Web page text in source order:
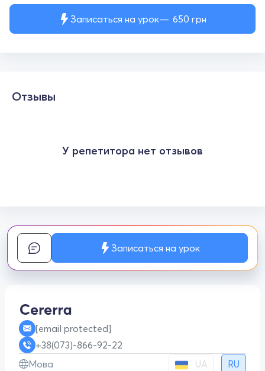
Записаться на урок 650 грн
Отзывы
У репетитора нет отзывов
Записаться на урок
[email protected]
+38(073)-866-92-22
Мова
UA RU